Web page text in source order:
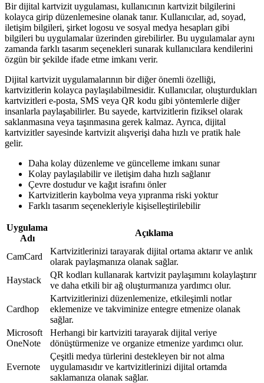
Bir dijital kartvizit uygulaması, kullanıcının kartvizit bilgilerini
kolayca girip düzenlemesine olanak tanır. Kullanıcılar, ad, soyad,
iletişim bilgileri, şirket logosu ve sosyal medya hesapları gibi
bilgileri bu uygulamalar üzerinden girebilirler. Bu uygulamalar aynı
zamanda farklı tasarım seçenekleri sunarak kullanıcılara kendilerini
özgün bir şekilde ifade etme imkanı verir.
Dijital kartvizit uygulamalarının bir diğer önemli özelliği,
kartvizitlerin kolayca paylaşılabilmesidir. Kullanıcılar, oluşturdukları
kartvizitleri e-posta, SMS veya QR kodu gibi yöntemlerle diğer
insanlarla paylaşabilirler. Bu sayede, kartvizitlerin fiziksel olarak
saklanmasına veya taşınmasına gerek kalmaz. Ayrıca, dijital
kartvizitler sayesinde kartvizit alışverişi daha hızlı ve pratik hale
gelir.
Daha kolay düzenleme ve güncelleme imkanı sunar
Kolay paylaşılabilir ve iletişim daha hızlı sağlanır
Çevre dostudur ve kağıt israfını önler
Kartvizitlerin kaybolma veya yıpranma riski yoktur
Farklı tasarım seçenekleriyle kişiselleştirilebilir
Uygulama
Adı
Açıklama
CamCard
Kartvizitlerinizi tarayarak dijital ortama aktarır ve anlık
olarak paylaşmanıza olanak sağlar.
Haystack
QR kodları kullanarak kartvizit paylaşımını kolaylaştırır
ve daha etkili bir ağ oluşturmanıza yardımcı olur.
Cardhop
Kartvizitlerinizi düzenlemenize, etkileşimli notlar
eklemenize ve takviminize entegre etmenize olanak
sağlar.
Microsoft
OneNote
Herhangi bir kartviziti tarayarak dijital veriye
dönüştürmenize ve organize etmenize yardımcı olur.
Evernote
Çeşitli medya türlerini destekleyen bir not alma
uygulamasıdır ve kartvizitlerinizi dijital ortamda
saklamanıza olanak sağlar.